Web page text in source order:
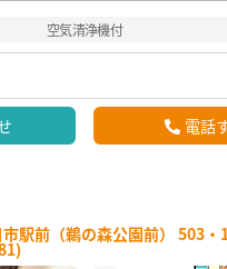
空気清浄機付
電話
駅前（鵜の森公園前） 503・